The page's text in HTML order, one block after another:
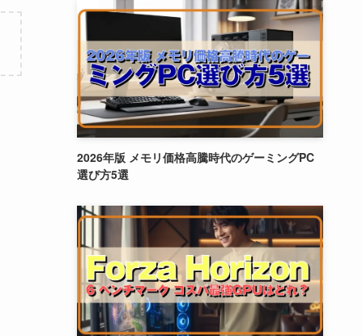
2026年版 メモリ価格高騰時代のゲーミングPC
選び方5選